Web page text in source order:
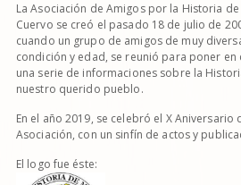
La Asociación de Amigos por la Historia
Cuervo se creó el pasado 18 de julio de
cuando un grupo de amigos de muy
condición y edad, se reunió para poner en
una serie de informaciones sobre la
nuestro querido pueblo.
En el año 2019, se celebró el X Aniversario
Asociación, con un sinfín de actos y
El logo fue éste: